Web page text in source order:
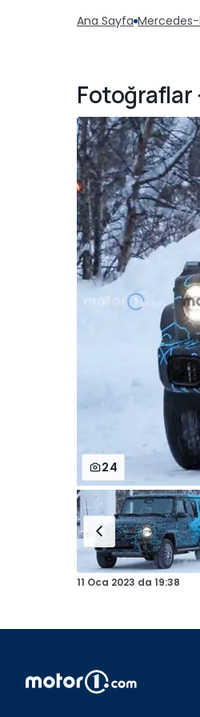
Ana Sayfa Mercedes-
Fotoğraflar
24
11 Oca 2023 da 19:38